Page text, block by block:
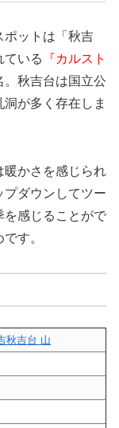
ポットは「秋吉
ている
『カルスト
。秋吉台は国立公
が多く存在しま
暖かさを感じられ
プダウンしてツー
を感じることがで
す。
秋吉台 山